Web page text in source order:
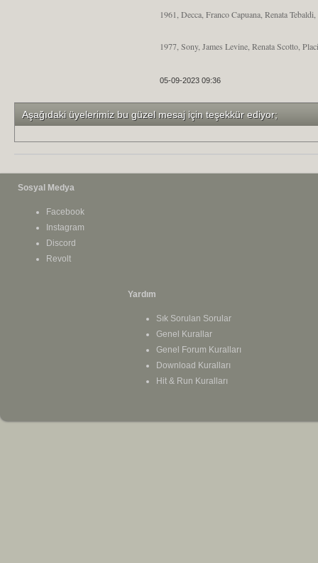
1961, Decca, Franco Capuana, Renata
1977, Sony, James Levine, Renata Scotto,
05-09-2023 09:36
Aşağıdaki üyelerimiz bu güzel mesaj için teşekkür ediyor;
Sosyal Medya
Facebook
Instagram
Discord
Revolt
Yardım
Sık Sorulan Sorular
Genel Kurallar
Genel Forum Kuralları
Download Kuralları
Hit & Run Kuralları